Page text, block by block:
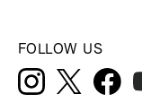
FOLLOW US